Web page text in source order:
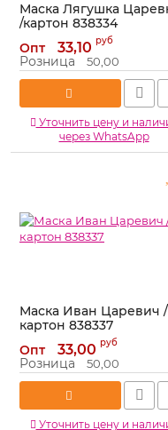
Маска Лягушка
/картон 838334
Артикул: 838334
Опт 33,10 руб
Розница 50,00
Уточнить цену и
через WhatsApp
Маска Иван Царевич /
картон 838337
Артикул: 838337
Опт 33,00 руб
Розница 50,00
Уточнить цену и